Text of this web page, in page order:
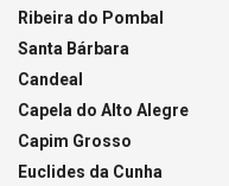
Ribeira do Pombal
Santa Bárbara
Candeal
Capela do Alto Alegre
Capim Grosso
Euclides da Cunha